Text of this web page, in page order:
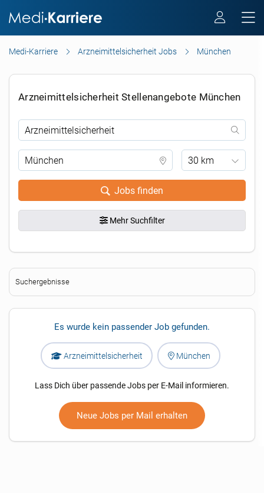
Medi-Karriere Arzneimittelsicherheit Jobs München
Arzneimittelsicherheit Stellenangebote München
30 km
Jobs finden
Mehr Suchfilter
Suchergebnisse
Es wurde kein passender Job gefunden.
Arzneimittelsicherheit München
Lass Dich über passende Jobs per E-Mail informieren.
Neue Jobs per Mail erhalten